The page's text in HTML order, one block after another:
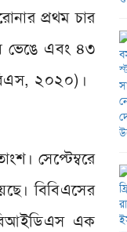
প্রথম চার
ভেঙে এবং ৪৩
২০২০)।
সেপ্টেম্বরে
বিবিএসের
এক